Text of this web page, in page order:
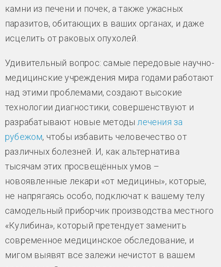
камни из печени и почек, а также ужасных
паразитов, обитающих в ваших органах, и даже
исцелить от раковых опухолей.
Удивительный вопрос: самые передовые научно-
медицинские учреждения мира годами работают
над этими проблемами, создают высокие
технологии диагностики, совершенствуют и
разрабатывают новые методылечения за
рубежом, чтобы избавить человечество от
различных болезней. И, как альтернатива
тысячам этих просвещённых умов –
новоявленные лекари «от медицины», которые,
не напрягаясь особо, подключат к вашему телу
самодельный приборчик производства местного
«Кулибина», который претендует заменить
современное медицинское обследование, и
мигом выявят все залежи нечистот в вашем